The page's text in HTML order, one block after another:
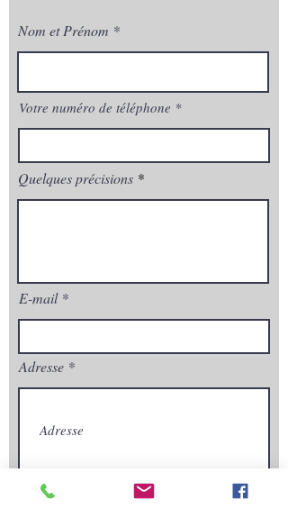
Nom et Prénom
Votre numéro de téléphone
Quelques précisions
E-mail
Adresse
Envoyez